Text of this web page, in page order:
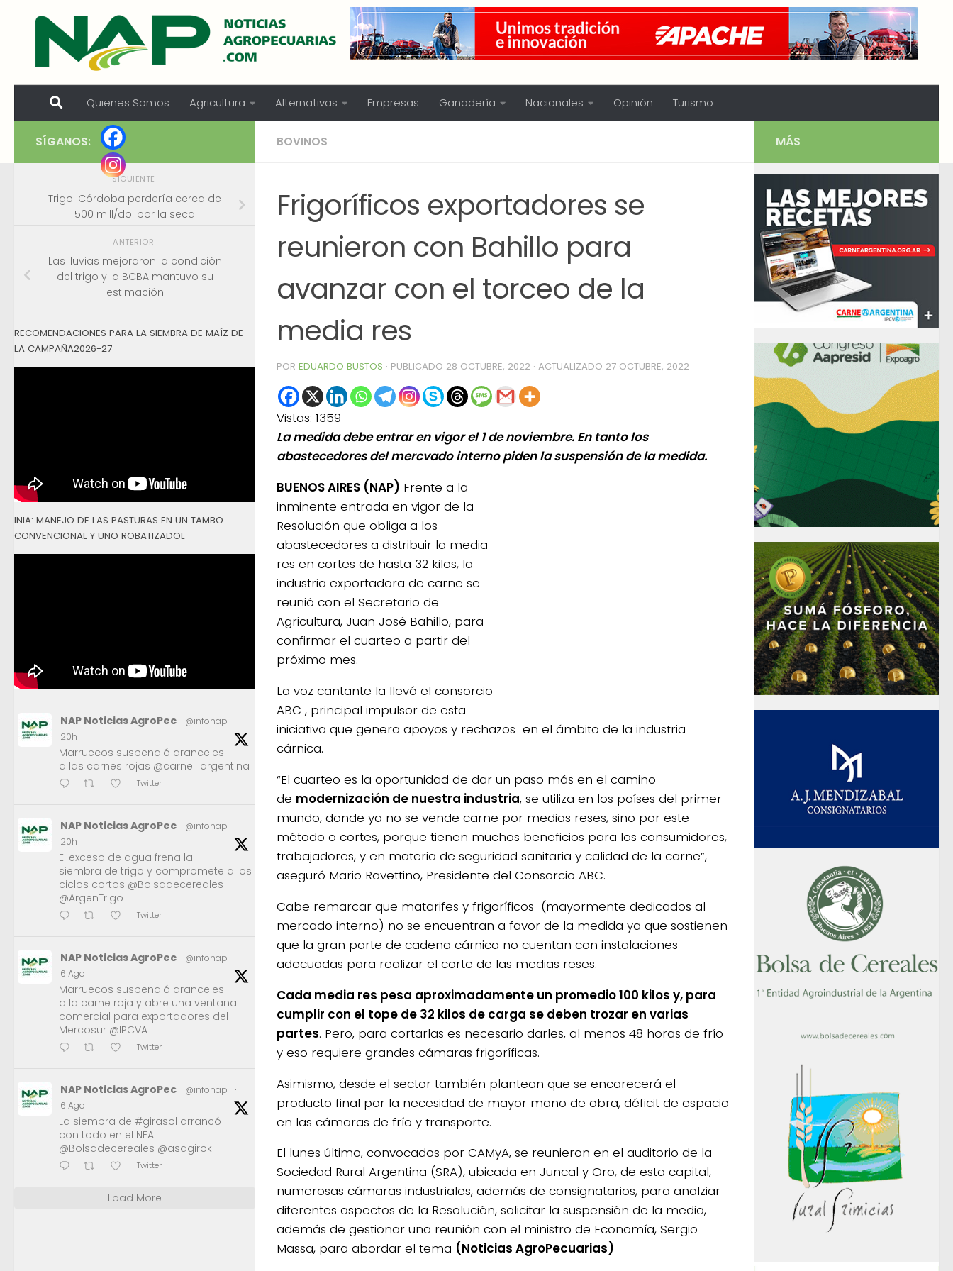
Skip to content
Quienes Somos Agricultura Alternativas Empresas Ganadería Nacionales Opinión Turismo
BOVINOS
Frigoríficos exportadores se
reunieron con Bahillo para
avanzar con el torceo de la
media res
POR EDUARDO BUSTOS · PUBLICADO 28 OCTUBRE, 2022 · ACTUALIZADO 27 OCTUBRE, 2022
Vistas: 1359
La medida debe entrar en vigor el 1 de noviembre. En tanto los
abastecedores del mercvado interno piden la suspensión de la medida.
BUENOS AIRES (NAP) Frente a la
inminente entrada en vigor de la
Resolución que obliga a los
abastecedores a distribuir la media
res en cortes de hasta 32 kilos, la
industria exportadora de carne se
reunió con el Secretario de
Agricultura, Juan José Bahillo, para
confirmar el cuarteo a partir del
próximo mes.
La voz cantante la llevó el consorcio
ABC , principal impulsor de esta
iniciativa que genera apoyos y rechazos en el ámbito de la industria
cárnica.
“El cuarteo es la oportunidad de dar un paso más en el camino
de modernización de nuestra industria, se utiliza en los países del primer
mundo, donde ya no se vende carne por medias reses, sino por este
método o cortes, porque tienen muchos beneficios para los consumidores,
trabajadores, y en materia de seguridad sanitaria y calidad de la carne”,
aseguró Mario Ravettino, Presidente del Consorcio ABC.
Cabe remarcar que matarifes y frigoríficos (mayormente dedicados al
mercado interno) no se encuentran a favor de la medida ya que sostienen
que la gran parte de cadena cárnica no cuentan con instalaciones
adecuadas para realizar el corte de las medias reses.
Cada media res pesa aproximadamente un promedio 100 kilos y, para
cumplir con el tope de 32 kilos de carga se deben trozar en varias
partes. Pero, para cortarlas es necesario darles, al menos 48 horas de frío
y eso requiere grandes cámaras frigoríficas.
Asimismo, desde el sector también plantean que se encarecerá el
producto final por la necesidad de mayor mano de obra, déficit de espacio
en las cámaras de frío y transporte.
El lunes último, convocados por CAMyA, se reunieron en el auditorio de la
Sociedad Rural Argentina (SRA), ubicada en Juncal y Oro, de esta capital,
numerosas cámaras industriales, además de consignatarios, para analziar
diferentes aspectos de la Resolución, solicitar la suspensión de la media,
además de gestionar una reunión con el ministro de Economía, Sergio
Massa, para abordar el tema (Noticias AgroPecuarias)
SÍGANOS:
SIGUIENTE
Trigo: Córdoba perdería cerca de
500 mill/dol por la seca
ANTERIOR
Las lluvias mejoraron la condición
del trigo y la BCBA mantuvo su
estimación
RECOMENDACIONES PARA LA SIEMBRA DE MAÍZ DE
LA CAMPAÑA2026-27
INIA: MANEJO DE LAS PASTURAS EN UN TAMBO
CONVENCIONAL Y UNO ROBATIZADOL
NAP Noticias AgroPec @infonap
·
20h
Marruecos suspendió aranceles
a las carnes rojas @carne_argentina
Twitter
NAP Noticias AgroPec @infonap
·
20h
El exceso de agua frena la
siembra de trigo y compromete a los
ciclos cortos @Bolsadecereales
@ArgenTrigo
Twitter
NAP Noticias AgroPec @infonap
·
6 Ago
Marruecos suspendió aranceles
a la carne roja y abre una ventana
comercial para exportadores del
Mercosur @IPCVA
Twitter
NAP Noticias AgroPec @infonap
·
6 Ago
La siembra de #girasol arrancó
con todo en el NEA
@Bolsadecereales @asagirok
Twitter
Load More
MÁS